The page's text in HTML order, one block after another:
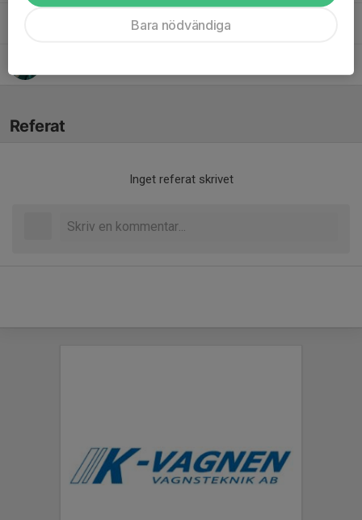
Patrik SundbladhLagledare
Referat
Inget referat skrivet
Bara nödvändiga